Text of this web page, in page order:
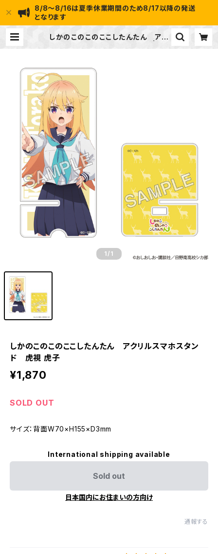
8/8～8/16は夏季休業期間のため8/17以降の発送
となります
しかのこのこのここしたんたん アク
1 /1
しかのこのこのここしたんたん アクリルスマホスタン
ド 虎視 虎子
¥1,870
SOLD OUT
サイズ：背面W70×H155×D3mm
International shipping available
Sold out
日本国内にお住まいの方向け
通報する